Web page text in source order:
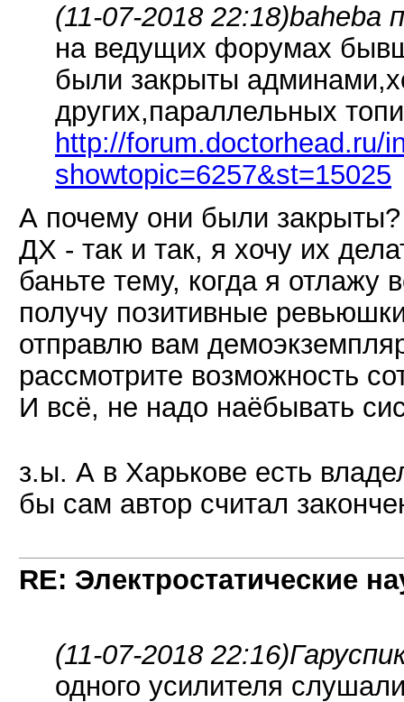
(11-07-2018 22:18)baheba
на ведущих форумах
были закрыты
других,параллельных
http://forum.doctorhead.ru/
showtopic=6257&st=15025
А почему они были
ДХ - так и так, я хочу их
баньте тему, когда я отлажу
получу позитивные
отправлю вам
рассмотрите возможность
И всё, не надо наёбывать
з.ы. А в Харькове есть
бы сам автор считал
RE: Электростатические
(11-07-2018 22:16)
одного усилителя